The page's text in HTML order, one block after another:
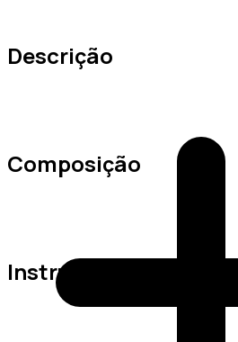
Descrição
Composição
Instruções de Lavagem